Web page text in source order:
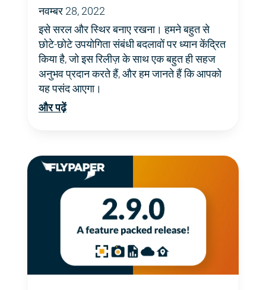
नवम्बर 28, 2022
इसे सरल और स्थिर बनाए रखना। हमने बहुत से
छोटे-छोटे उपयोगिता संबंधी बदलावों पर ध्यान केंद्रित
किया है, जो इस रिलीज़ के साथ एक बहुत ही सहज
अनुभव प्रदान करते हैं, और हम जानते हैं कि आपको
यह पसंद आएगा।
और पढ़ें